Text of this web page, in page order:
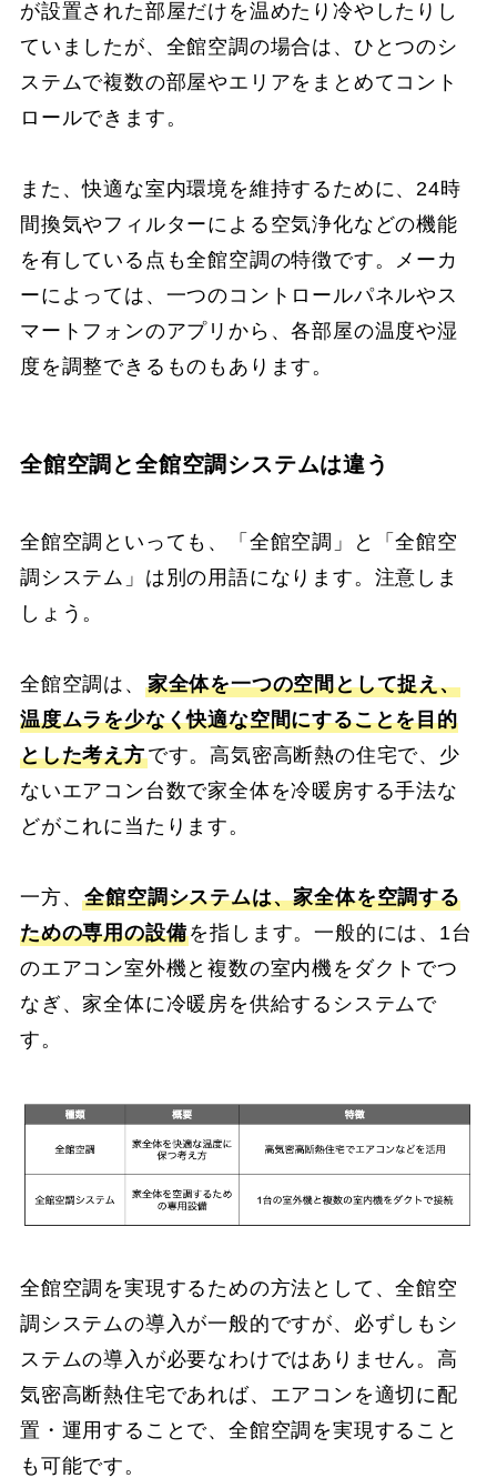
が設置された部屋だけを温めたり冷やしたりし
ていましたが、全館空調の場合は、ひとつのシ
ステムで複数の部屋やエリアをまとめてコント
ロールできます。
また、快適な室内環境を維持するために、24時
間換気やフィルターによる空気浄化などの機能
を有している点も全館空調の特徴です。メーカ
ーによっては、一つのコントロールパネルやス
マートフォンのアプリから、各部屋の温度や湿
度を調整できるものもあります。
全館空調と全館空調システムは違う
全館空調といっても、「全館空調」と「全館空
調システム」は別の用語になります。注意しま
しょう。
全館空調は、 家全体を一つの空間として捉え、
温度ムラを少なく快適な空間にすることを目的
とした考え方です。高気密高断熱の住宅で、少
ないエアコン台数で家全体を冷暖房する手法な
どがこれに当たります。
一方、全館空調システムは、家全体を空調する
ための専用の設備を指します。一般的には、1台
のエアコン室外機と複数の室内機をダクトでつ
なぎ、家全体に冷暖房を供給するシステムで
す。
全館空調を実現するための方法として、全館空
調システムの導入が一般的ですが、必ずしもシ
ステムの導入が必要なわけではありません。高
気密高断熱住宅であれば、エアコンを適切に配
置・運用することで、全館空調を実現すること
も可能です。